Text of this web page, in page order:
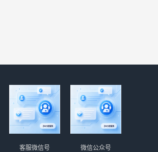
微信公众号
客服微信号